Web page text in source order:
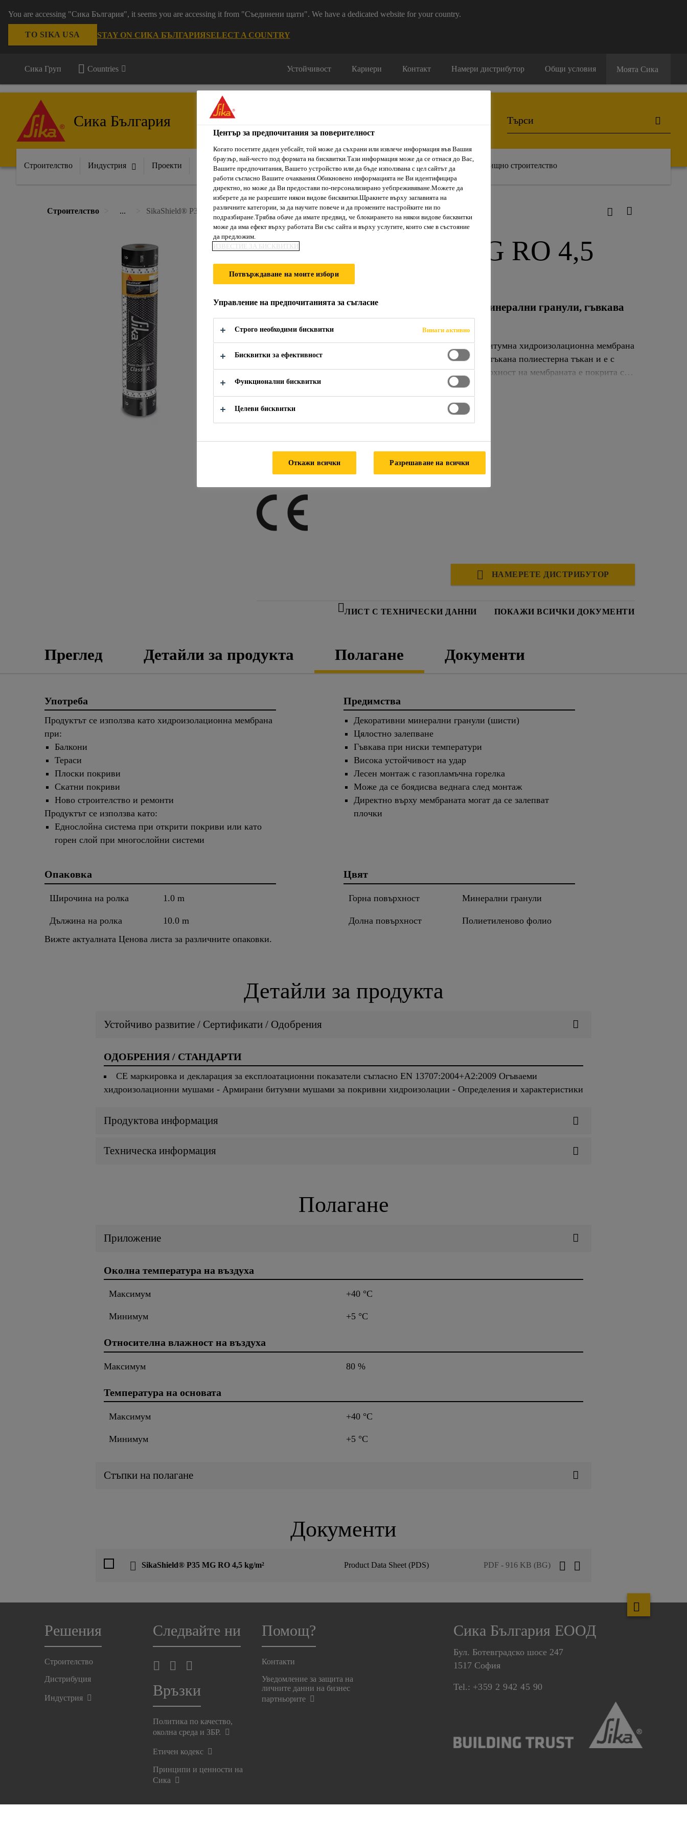
You are accessing "Сика България", it seems you are accessing it from "Съединени щати". We have a dedicated website for your country.
TO SIKA USA STAY ON СИКА БЪЛГАРИЯSELECT A COUNTRY
Сика Груп Countries Устойчивост Кариери Контакт Намери дистрибутор Общи условия Моята Сика
Сика България
Строителство Индустрия Проекти Документи & Ресурси Услуги и Обучения За нас Сика Каталог Жилищно строителство
Строителство ... SikaShield® P35 MG RO 4,5 kg/m²
SikaShield® P35 MG RO 4,5
kg/m²
Пластомерна битумна мембрана с посипка от минерални гранули, гъвкава
при -5 °C
SikaShield® P35 MG RO 4,5 kg/m² е APP модифицирана, битумна хидроизолационна мембрана
за покриви, с тегло 4.5 kg/m². Мембраната е армирана с нетъкана полиестерна тъкан и е с
огъваемост при ниски температури до -5 °C. Горната повърхност на мембраната е покрита с
минерални гранули (шисти), позволяващи постоянно излагане на UV въздействия. Долната
повърхност на мембраната е покрита с лесно стапящо се фолио за газопламъчен монтаж.
Прочети повече +
Цялостно залепване
Гъвкава при ниски температури
НАМЕРЕТЕ ДИСТРИБУТОР
ЛИСТ С ТЕХНИЧЕСКИ ДАННИ ПОКАЖИ ВСИЧКИ ДОКУМЕНТИ
Преглед Детайли за продукта Полагане Документи
Употреба
Продуктът се използва като хидроизолационна мембрана
при:
Балкони
Тераси
Плоски покриви
Скатни покриви
Ново строителство и ремонти
Продуктът се използва като:
Еднослойна система при открити покриви или като
горен слой при многослойни системи
Предимства
Декоративни минерални гранули (шисти)
Цялостно залепване
Гъвкава при ниски температури
Висока устойчивост на удар
Лесен монтаж с газопламъчна горелка
Може да се боядисва веднага след монтаж
Директно върху мембраната могат да се залепват
плочки
Опаковка
Широчина на ролка 1.0 m
Дължина на ролка
10.0 m
Вижте актуалната Ценова листа за различните опаковки.
Цвят
Горна повърхност Минерални гранули
Долна повърхност Полиетиленово фолио
Детайли за продукта
Устойчиво развитие / Сертификати / Одобрения
ОДОБРЕНИЯ / СТАНДАРТИ
CE маркировка и декларация за експлоатационни показатели съгласно EN 13707:2004+A2:2009 Огъваеми
хидроизолационни мушами - Армирани битумни мушами за покривни хидроизолации - Определения и характеристики
Продуктова информация
Техническа информация
Полагане
Приложение
Околна температура на въздуха
Mаксимум +40 °C
Минимум +5 °C
Относителна влажност на въздуха
Mаксимум 80 %
Температура на основата
Mаксимум +40 °C
Минимум +5 °C
Стъпки на полагане
Документи
SikaShield® P35 MG RO 4,5 kg/m² Product Data Sheet (PDS) PDF - 916 KB (BG)
Решения
Строителство
Дистрибуция
Индустрия
Следвайте ни
Връзки
Политика по качество,
околна среда и ЗБР.
Етичен кодекс
Принципи и ценности на
Сика
Помощ?
Контакти
Уведомление за защита на
личните данни на бизнес
партньорите
Сика България ЕООД
Бул. Ботевградско шосе 247
1517 София
Tel.: +359 2 942 45 90
Център за предпочитания за поверителност
Когато посетите даден уебсайт, той може да съхрани или извлече информация във Вашия
браузър, най-често под формата на бисквитки.Тази информация може да се отнася до Вас,
Вашите предпочитания, Вашето устройство или да бъде използвана с цел сайтът да
работи съгласно Вашите очаквания.Обикновено информацията не Ви идентифицира
директно, но може да Ви предостави по-персонализирано уебпреживяване.Можете да
изберете да не разрешите някои видове бисквитки.Щракнете върху заглавията на
различните категории, за да научите повече и да промените настройките ни по
подразбиране.Трябва обаче да имате предвид, че блокирането на някои видове бисквитки
може да има ефект върху работата Ви със сайта и върху услугите, които сме в състояние
да предложим.
ИЗВЕСТИЕ ЗА БИСКВИТКИ
Потвърждаване на моите избори
Управление на предпочитанията за съгласие
Строго необходими бисквитки Винаги активно
Бисквитки за ефективност
Функционални бисквитки
Целеви бисквитки
Откажи всички Разрешаване на всички